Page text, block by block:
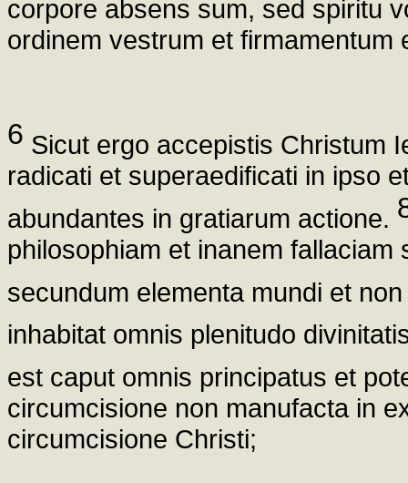
corpore absens sum, sed spiritu
ordinem vestrum et
6 Sicut ergo accepistis Christum
radicati et superaedificati in ipso
abundantes in gratiarum actione.
philosophiam et inanem
secundum elementa mundi et
inhabitat omnis plenitudo
est caput omnis principatus et
circumcisione non manufacta in
circumcisione Christi;